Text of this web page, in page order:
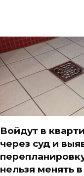
Войдут в
через суд и
нельзя менять в